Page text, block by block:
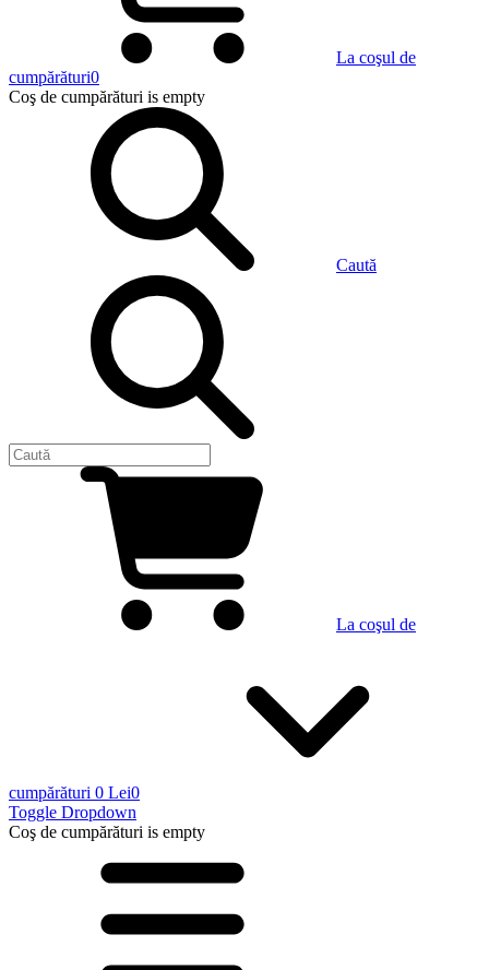
La coşul de
cumpărături0
Coş de cumpărături is empty
Caută
La coşul de
cumpărături 0 Lei0
Toggle Dropdown
Coş de cumpărături is empty